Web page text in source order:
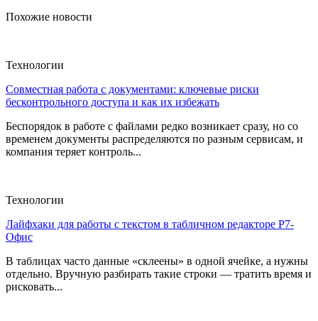
Похожие новости
Технологии
Совместная работа с документами: ключевые риски
бесконтрольного доступа и как их избежать
Беспорядок в работе с файлами редко возникает сразу, но со
временем документы распределяются по разным сервисам, и
компания теряет контроль...
Технологии
Лайфхаки для работы с текстом в табличном редакторе Р7-
Офис
В таблицах часто данные «склеены» в одной ячейке, а нужны
отдельно. Вручную разбирать такие строки — тратить время и
рисковать...